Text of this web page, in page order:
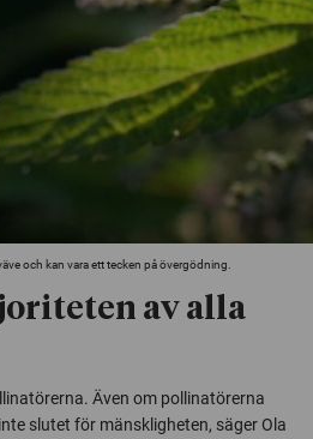
och kan vara ett tecken på övergödning.
av alla
Även om pollinatörerna
slutet för mänskligheten, säger Ola